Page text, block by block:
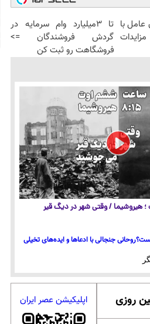
عامل با
تا 3میلیارد وام سرمایه در
گردش فروشندگان =>
فروشگاهت رو ثبت کن
اوت ؛ هیروشیما / وقتی شهر در دیگ قیر
جنجالی با ادعاها و ایده‌های تخیلی
اپلیکیشن عصر ایران